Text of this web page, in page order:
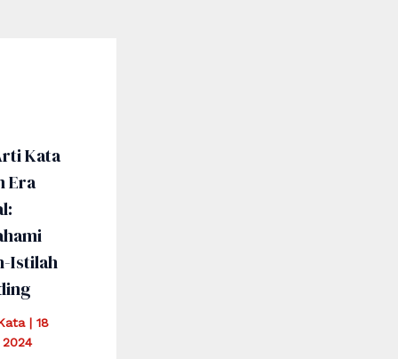
Kata
Era
Istilah
|18